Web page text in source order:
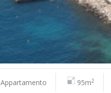
Appartamento 95m2